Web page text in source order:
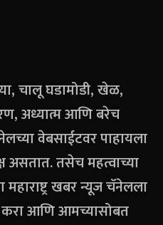
चालू घडामोडी, खेळ,
अध्यात्म आणि बरेच
वेबसाईटवर पाहायला
असतात. तसेच महत्वाच्या
महाराष्ट्र खबर न्यूज चॅनेलला
आणि आमच्यासोबत